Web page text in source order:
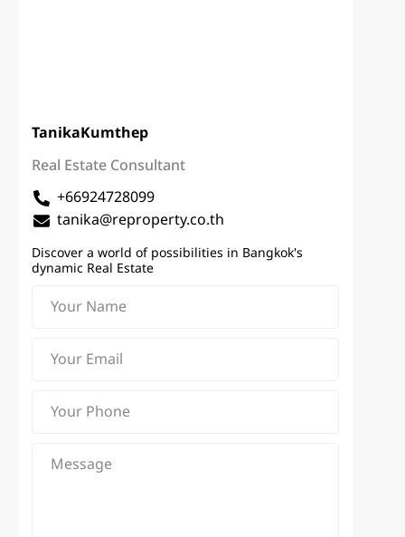
TanikaKumthep
Real Estate Consultant
+66924728099
tanika@reproperty.co.th
Discover a world of possibilities in Bangkok's
dynamic Real Estate